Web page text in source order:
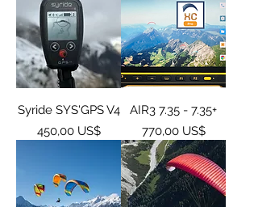
Syride SYS'GPS V4
Giá
450,00 US$
AIR3 7.35 - 7.35+
Giá
770,00 US$